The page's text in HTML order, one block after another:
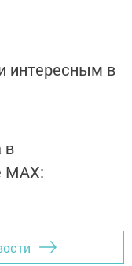
интересным в
в
MАХ: